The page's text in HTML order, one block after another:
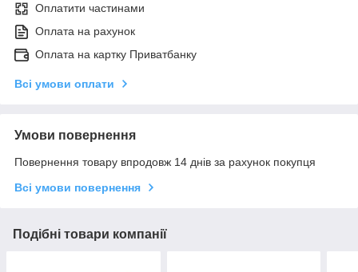
Оплатити частинами
Оплата на рахунок
Оплата на картку Приватбанку
Всі умови оплати
Умови повернення
Повернення товару впродовж 14 днів за рахунок покупця
Всі умови повернення
Подібні товари компанії